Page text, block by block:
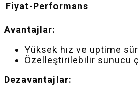
Fiyat-Performans
Avantajlar:
Yüksek hız ve uptime
Özelleştirilebilir sunucu
Dezavantajlar: